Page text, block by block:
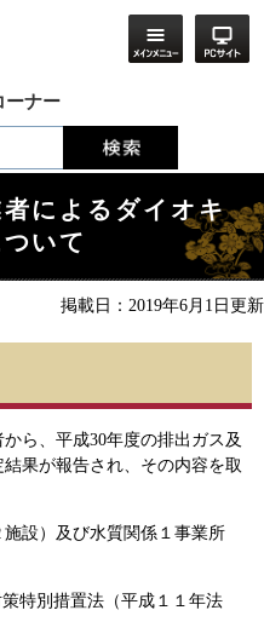
ーナー
によるダイオキ
いて
掲載日：2019年6月1日更新
ら、平成30年度の排出ガス及
果が報告され、その内容を取
設）及び水質関係１事業所
特別措置法（平成１１年法